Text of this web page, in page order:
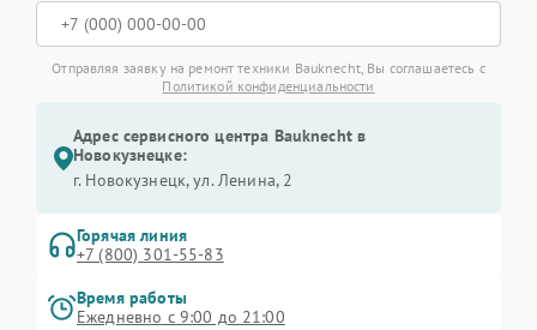
Отправляя заявку на ремонт техники Bauknecht, Вы соглашаетесь с
Политикой конфиденциальности
Адрес сервисного центра Bauknecht в
Новокузнецке:
г. Новокузнецк, ул. Ленина, 2
Горячая линия
+7 (800) 301-55-83
Время работы
Ежедневно с 9:00 до 21:00